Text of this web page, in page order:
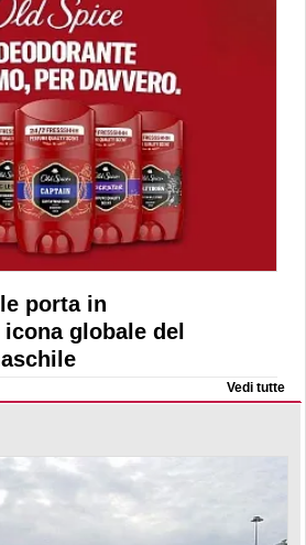
porta in
globale del
Vedi tutte